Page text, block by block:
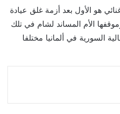
هو الأول بعد أزمة غلق عيادة
الأم المساند لشام في تلك
السورية في ألمانيا مختلفا